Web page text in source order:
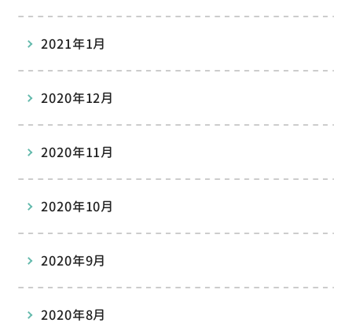
2021年1月
2020年12月
2020年11月
2020年10月
2020年9月
2020年8月